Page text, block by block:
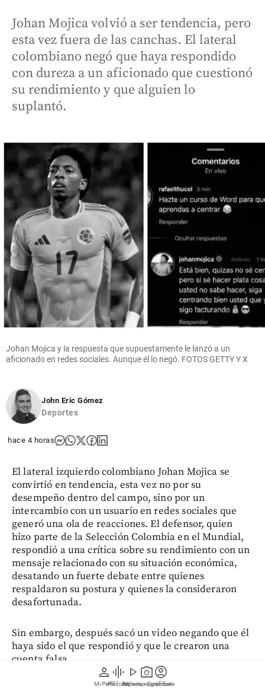
person
Mi Perfil
graphic_eq
Pódcast
play_arrow
Videos
photo_camera
Reportajes gráficos
account_circle
Suscríbete
Johan Mojica volvió a ser tendencia, pero
esta vez fuera de las canchas. El lateral
colombiano negó que haya respondido
con dureza a un aficionado que cuestionó
su rendimiento y que alguien lo
suplantó.
Johan Mojica y la respuesta que supuestamente le lanzó a un
aficionado en redes sociales. Aunque él lo negó. FOTOS GETTY Y X
John Eric Gómez
Deportes
hace 4 horas
El lateral izquierdo colombiano Johan Mojica se
convirtió en tendencia, esta vez no por su
desempeño dentro del campo, sino por un
intercambio con un usuario en redes sociales que
generó una ola de reacciones. El defensor, quien
hizo parte de la Selección Colombia en el Mundial,
respondió a una crítica sobre su rendimiento con un
mensaje relacionado con su situación económica,
desatando un fuerte debate entre quienes
respaldaron su postura y quienes la consideraron
desafortunada.
Sin embargo, después sacó un video negando que él
haya sido el que respondió y que le crearon una
cuenta falsa.